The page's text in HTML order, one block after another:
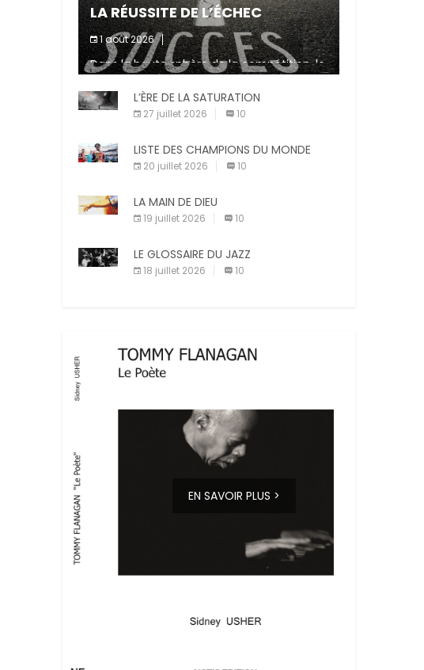
LA RÉUSSITE DE L’ÉCHEC
1 août 2026
Dans la haute sphère de la compétition, le
fait de ne pas atteindre un objectif est un
signe d’incompétence et une source de
sanctions diverses (avertissement, […]
L’ÈRE DE LA SATURATION
27 juillet 2026 10
LISTE DES CHAMPIONS DU MONDE
20 juillet 2026 10
LA MAIN DE DIEU
19 juillet 2026 10
LE GLOSSAIRE DU JAZZ
18 juillet 2026 10
EN SAVOIR PLUS >